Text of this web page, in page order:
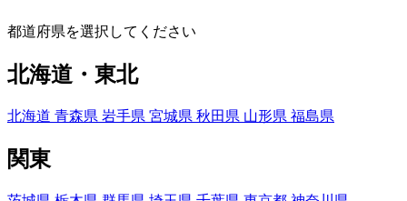
都道府県を選択してください
北海道・東北
北海道 青森県 岩手県 宮城県 秋田県 山形県 福島県
関東